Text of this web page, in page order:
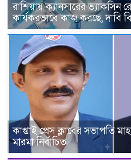
রাশিয়ায় ক্যানসারের ভ্যাকসিন
কার্যকরভাবে কাজ করছে, দাবি
কাপ্তাই প্রেস ক্লাবের সভাপতি
মারমা নির্বাচিত